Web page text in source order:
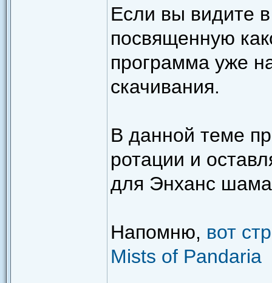
Если вы видите
посвященную
программа уже
скачивания.
В данной теме
ротации и
для Энханс
Напомню, вот
Mists of Pandaria